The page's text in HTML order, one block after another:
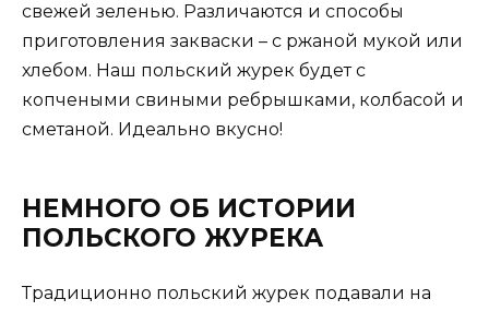
свежей зеленью. Различаются и способы
приготовления закваски – с ржаной мукой или
хлебом. Наш польский журек будет с
копчеными свиными ребрышками, колбасой и
сметаной. Идеально вкусно!
НЕМНОГО ОБ ИСТОРИИ
ПОЛЬСКОГО ЖУРЕКА
Традиционно польский журек подавали на